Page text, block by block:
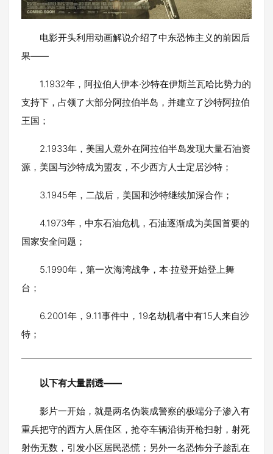
电影开头利用动画解说介绍了中东恐怖主义的前因后
果——
1.1932年，阿拉伯人伊本·沙特在伊斯兰瓦哈比势力的
支持下，占领了大部分阿拉伯半岛，并建立了沙特阿拉伯
王国；
2.1933年，美国人意外在阿拉伯半岛发现大量石油资
源，美国与沙特成为盟友，不少西方人士定居沙特；
3.1945年，二战后，美国和沙特继续加深合作；
4.1973年，中东石油危机，石油逐渐成为美国首要的
国家安全问题；
5.1990年，第一次海湾战争，本·拉登开始登上舞
台；
6.2001年，9.11事件中，19名劫机者中有15人来自沙
特；
以下有大量剧透——
影片一开始，就是两名伪装成警察的极端分子渗入有
重兵把守的西方人居住区，抢夺车辆沿街开枪扫射，射死
射伤无数，引发小区居民恐慌；另外一名恐怖分子趁乱在